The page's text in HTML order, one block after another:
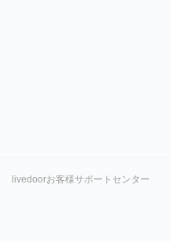
livedoorお客様サポートセンター